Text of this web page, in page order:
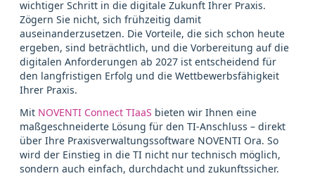
wichtiger Schritt in die digitale Zukunft Ihrer Praxis.
Zögern Sie nicht, sich frühzeitig damit
auseinanderzusetzen. Die Vorteile, die sich schon heute
ergeben, sind beträchtlich, und die Vorbereitung auf die
digitalen Anforderungen ab 2027 ist entscheidend für
den langfristigen Erfolg und die Wettbewerbsfähigkeit
Ihrer Praxis.
Mit NOVENTI Connect TIaaS bieten wir Ihnen eine
maßgeschneiderte Lösung für den TI-Anschluss – direkt
über Ihre Praxisverwaltungssoftware NOVENTI Ora. So
wird der Einstieg in die TI nicht nur technisch möglich,
sondern auch einfach, durchdacht und zukunftssicher.